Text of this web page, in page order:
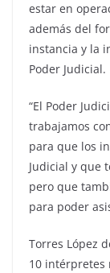
estar en
además del
instancia y la
Poder Judicial.
“El Poder
trabajamos
para que los
Judicial y que
pero que
para poder
Torres López
10 intérpretes